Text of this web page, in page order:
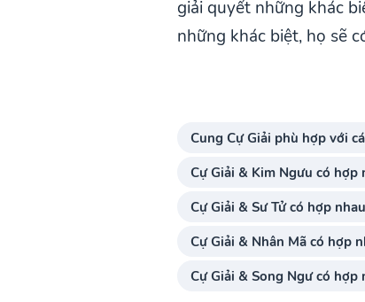
giải quyết những khác
những khác biệt, họ sẽ
Cung Cự Giải phù hợp với
Cự Giải & Kim Ngưu có hợp
Cự Giải & Sư Tử có hợp
Cự Giải & Nhân Mã có hợp
Cự Giải & Song Ngư có hợp